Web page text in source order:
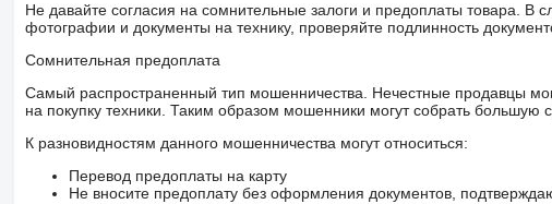
Не давайте согласия на сомнительные залоги и предоплаты товара. В
фотографии и документы на технику, проверяйте подлинность
Сомнительная предоплата
Самый распространенный тип мошенничества. Нечестные продавцы
на покупку техники. Таким образом мошенники могут собрать большую
К разновидностям данного мошенничества могут относиться:
Перевод предоплаты на карту
Не вносите предоплату без оформления документов,